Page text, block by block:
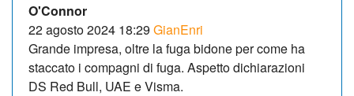
O'Connor
22 agosto 2024 18:29 GianEnri
Grande impresa, oltre la fuga bidone per come ha
staccato i compagni di fuga. Aspetto dichiarazioni
DS Red Bull, UAE e Visma.